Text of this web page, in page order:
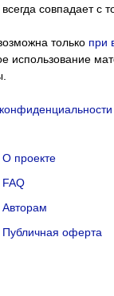
совпадает с
только при
использование
О проекте
FAQ
Авторам
Публичная оферта